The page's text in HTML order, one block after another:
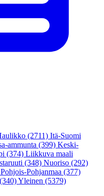
(2711) Itä-Suomi
ammunta (399) Keski-
(374) Liikkuva maali
(348) Nuoriso (292)
Pohjois-Pohjanmaa (377)
(340)Yleinen (5379)